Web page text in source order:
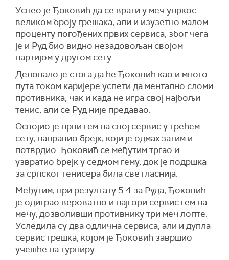
Успео је Ђоковић да се врати у меч упркос
великом броју грешака, али и изузетно малом
проценту погођених првих сервиса, због чега
је и Руд био видно незадовољан својом
партијом у другом сету.
Деловало је стога да ће Ђоковић као и много
пута током каријере успети да ментално сломи
противника, чак и када не игра свој најбољи
тенис, али се Руд није предавао.
Освојио је први гем на свој сервис у трећем
сету, направио брејк, који је одмах затим и
потврдио. Ђоковић се међутим тргао и
узвратио брејк у седмом гему, док је подршка
за српског тенисера била све гласнија.
Међутим, при резултату 5:4 за Руда, Ђоковић
је одиграо вероватно и најгори сервис гем на
мечу, дозволивши противнику три меч лопте.
Уследила су два одлична сервиса, али и дупла
сервис грешка, којом је Ђоковић завршио
учешће на турниру.